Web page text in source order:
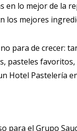
en lo mejor de la
los mejores
para de crecer:
pasteles
Hotel Pastelería
para el Grupo